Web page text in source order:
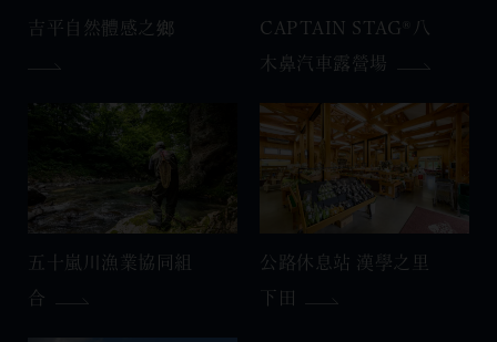
吉平自然體感之鄉
CAPTAIN STAG®八
木鼻汽車露營場
五十嵐川漁業協同組
合
公路休息站 漢學之里
下田